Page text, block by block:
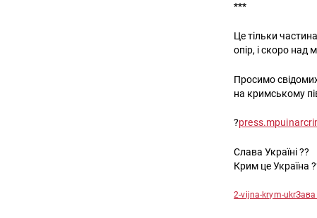
***
Це тільки
опір, і скоро над
Просимо
на кримському
?
Слава Україні ??
Крим це Україна
2-vijna-krym-ukr